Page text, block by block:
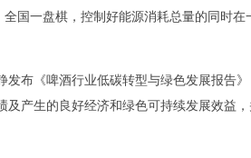
国一盘棋，控制好能源消耗总量的同时
布《啤酒行业低碳转型与绿色发展报告
产生的良好经济和绿色可持续发展效益